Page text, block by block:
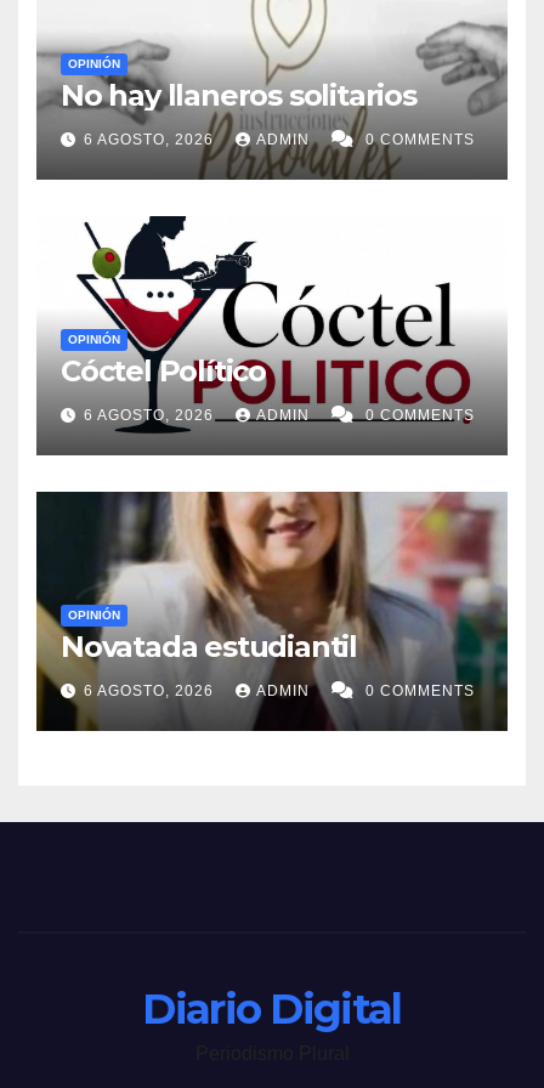
OPINIÓN
No hay llaneros solitarios
6 AGOSTO, 2026 ADMIN 0 COMMENTS
OPINIÓN
Cóctel Político
6 AGOSTO, 2026 ADMIN 0 COMMENTS
OPINIÓN
Novatada estudiantil
6 AGOSTO, 2026 ADMIN 0 COMMENTS
Diario Digital